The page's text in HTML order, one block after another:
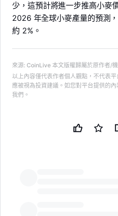
少，這預計將進一步推高小麥
2026 年全球小麥產量的預測
約 2%。
來源: CoinLive 本文版權歸屬於原作者/機
以上內容僅代表作者個人觀點，不代表
應被視為投資建議。如您對平台提供的
我們。